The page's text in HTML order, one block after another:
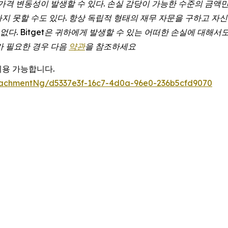
격 변동성이 발생할 수 있다. 손실 감당이 가능한 수준의 금액
지 못할 수도 있다. 항상 독립적 형태의 재무 자문을 구하고 자
없다. Bitget은 귀하에게 발생할 수 있는 어떠한 손실에 대해서
필요한 경우 다음 약관을 참조하세요
가능합니다.
d5337e3f-16c7-4d0a-96e0-236b5cfd9070